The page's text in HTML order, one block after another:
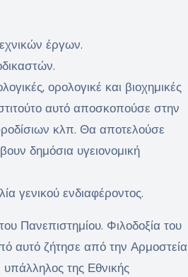
έργων.
ορολογικέ και βιοχημικές
αυτό αποσκοπούσε στην
κλπ. Θα αποτελούσε
δημόσια υγειονομική
γενικού ενδιαφέροντος.
Πανεπιστημίου. Φιλοδοξία του
αυτό ζήτησε από την Αρμοστεία
της Εθνικής